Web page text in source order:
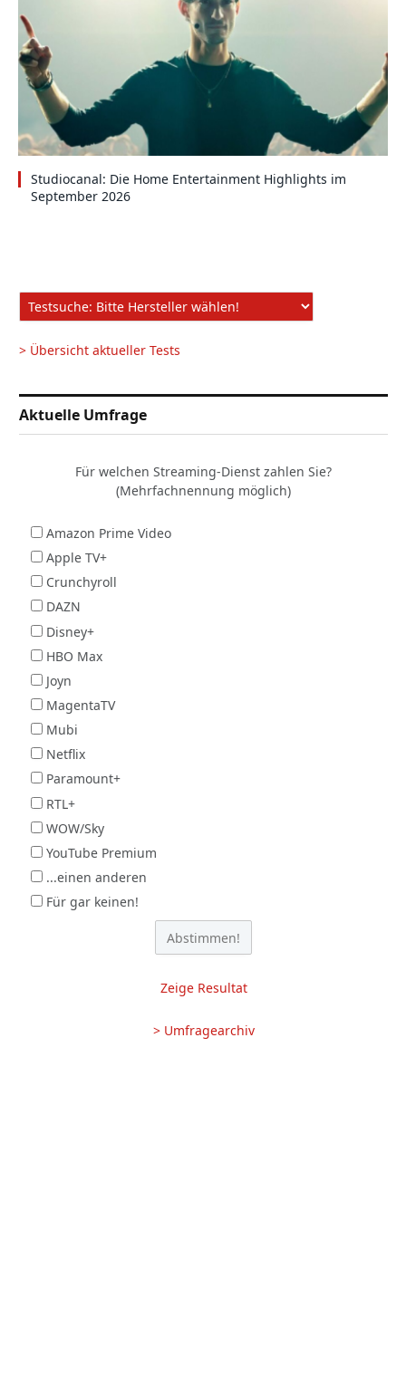
Studiocanal: Die Home Entertainment Highlights im
September 2026
> Übersicht aktueller Tests
Aktuelle Umfrage
Für welchen Streaming-Dienst zahlen Sie?
(Mehrfachnennung möglich)
Amazon Prime Video
Apple TV+
Crunchyroll
DAZN
Disney+
HBO Max
Joyn
MagentaTV
Mubi
Netflix
Paramount+
RTL+
WOW/Sky
YouTube Premium
...einen anderen
Für gar keinen!
Zeige Resultat
> Umfragearchiv